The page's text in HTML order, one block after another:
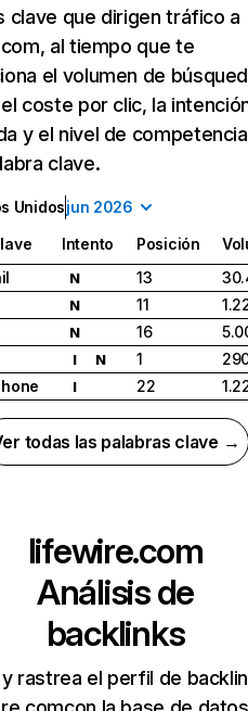
clave que dirigen tráfico a
al tiempo que te
el volumen de
coste por clic, la
y el nivel de
clave.
Unidosjun 2026
Intento Posición
N 13
N 11
N 16
I N 1
I 22
todas las palabras clave →
lifewire.com
Análisis de
backlinks
y rastrea el perfil de